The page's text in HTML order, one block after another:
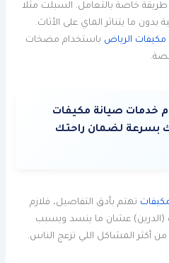
خاصة بالتعامل. السبلت مثلا
ما يتناثر الماي على الأثاث.
الرياض باستخدام مضخات
خدمات صيانة مكيفات
بسرعة لضمان راحتك
تهتم بأدق التفاصيل، فلازم
(الدرين) عشان ما ينسد ويسبب
أكثر المشاكل اللي تزعج الناس.